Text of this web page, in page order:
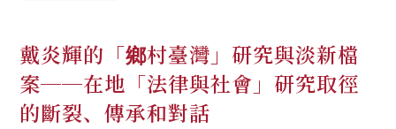
戴炎輝的「鄉村臺灣」研究與淡新檔
案──在地「法律與社會」研究取徑
的斷裂、傳承和對話